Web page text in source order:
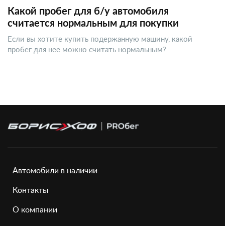
Какой пробег для б/у автомобиля
считается нормальным для покупки
Если вы хотите купить подержанную машину, какой
пробег для нее можно считать нормальным?
Автомобили в наличии
Контакты
О компании